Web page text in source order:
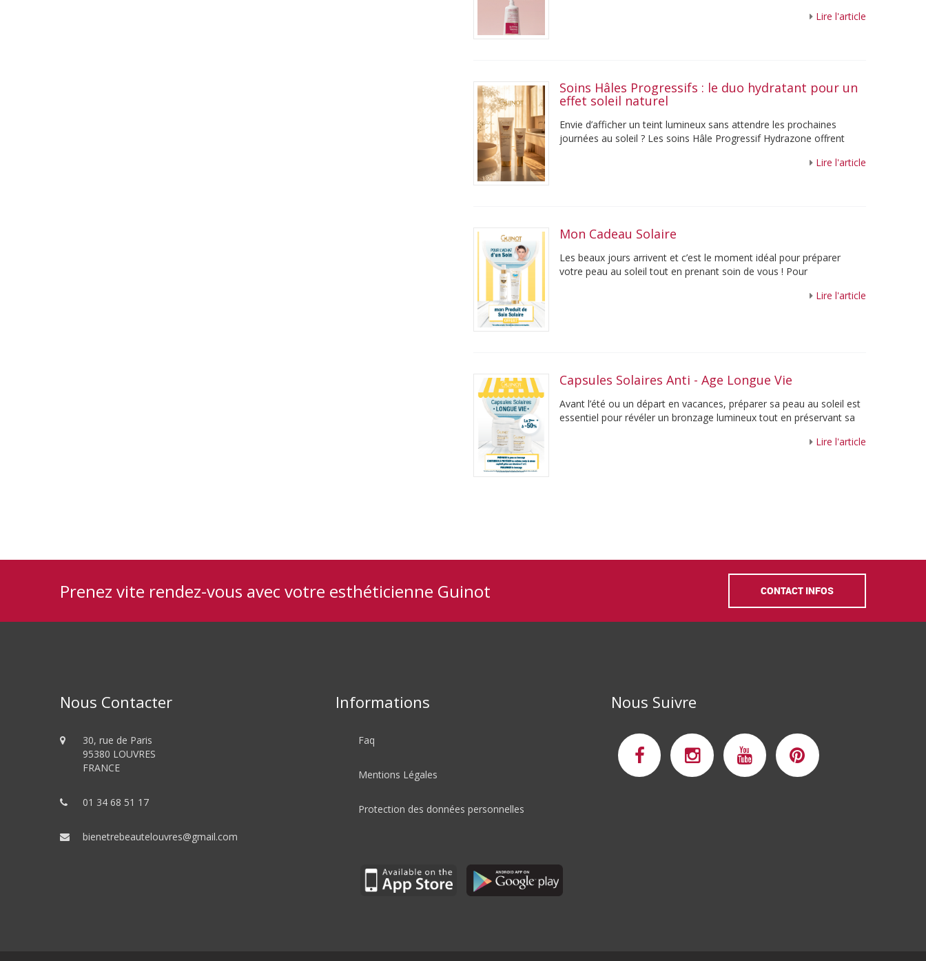
Lire l'article
Soins Hâles Progressifs : le duo hydratant pour un
effet soleil naturel
Envie d’afficher un teint lumineux sans attendre les prochaines
journées au soleil ? Les soins Hâle Progressif Hydrazone offrent
Lire l'article
Mon Cadeau Solaire
Les beaux jours arrivent et c’est le moment idéal pour préparer
votre peau au soleil tout en prenant soin de vous ! Pour
Lire l'article
Capsules Solaires Anti - Age Longue Vie
Avant l’été ou un départ en vacances, préparer sa peau au soleil est
essentiel pour révéler un bronzage lumineux tout en préservant sa
Lire l'article
CONTACT INFOS
Prenez vite rendez-vous avec votre esthéticienne Guinot
Nous Contacter
30, rue de Paris
95380 LOUVRES
FRANCE
01 34 68 51 17
bienetrebeautelouvres@gmail.com
Informations
Faq
Mentions Légales
Protection des données personnelles
Nous Suivre